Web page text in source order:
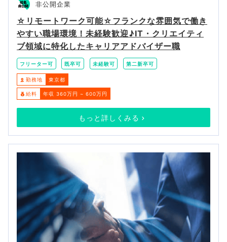
非公開企業
☆リモートワーク可能☆フランクな雰囲気で働き
やすい職場環境！未経験歓迎♪IT・クリエイティ
ブ領域に特化したキャリアアドバイザー職
フリーター可 既卒可 未経験可 第二新卒可
勤務地 東京都
給料 年収 360万円 ~ 600万円
もっと詳しくみる